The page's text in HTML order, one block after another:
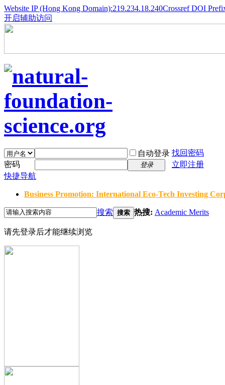
Website IP (Hong Kong Domain):219.234.18.240Crossref DOI
开启辅助访问
自动登录 找回密码
密码
登录
立即注册
快捷导航
Business Promotion: International Eco-Tech Investing
搜索 搜索 热搜: Academic Merits
请先登录后才能继续浏览